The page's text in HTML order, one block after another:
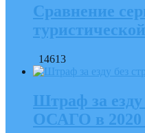
Сравнение
14613
Штраф за езду
ОСАГО в 2020